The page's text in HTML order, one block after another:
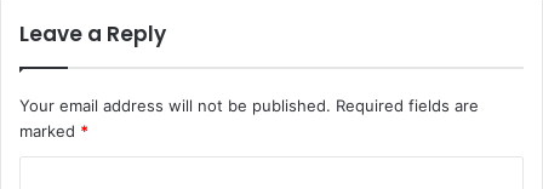
Leave a Reply
Your email address will not be published. Required fields are
marked *